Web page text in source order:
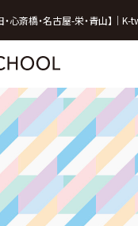
心斎橋・名古屋-栄・青山】 ｜K-